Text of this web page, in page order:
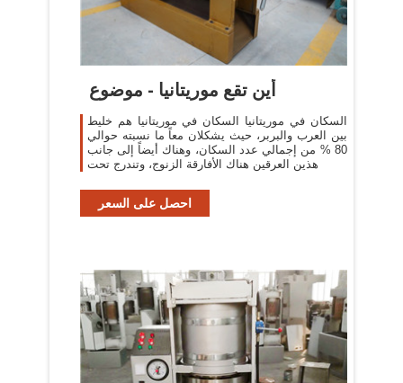
أين تقع موريتانيا - موضوع
السكان في موريتانيا السكان في موريتانيا هم خليط
بين العرب والبربر، حيث يشكلان معاً ما نسبته حوالي
80 % من إجمالي عدد السكان، وهناك أيضاً إلى جانب
هذين العرقين هناك الأفارقة الزنوج، وتندرج تحت
احصل على السعر